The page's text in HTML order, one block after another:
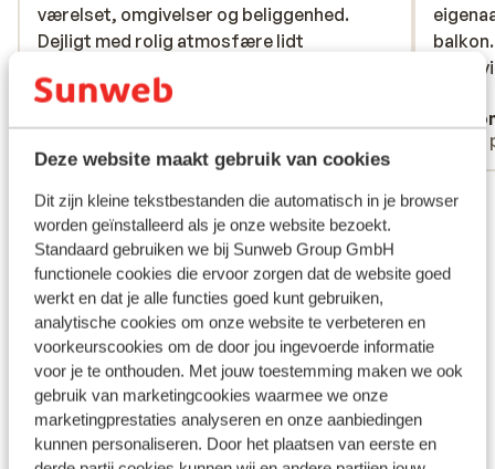
Deze website maakt gebruik van cookies
Dit zijn kleine tekstbestanden die automatisch in je browser
worden geïnstalleerd als je onze website bezoekt.
Standaard gebruiken we bij Sunweb Group GmbH
functionele cookies die ervoor zorgen dat de website goed
werkt en dat je alle functies goed kunt gebruiken,
analytische cookies om onze website te verbeteren en
voorkeurscookies om de door jou ingevoerde informatie
voor je te onthouden. Met jouw toestemming maken we ook
gebruik van marketingcookies waarmee we onze
marketingprestaties analyseren en onze aanbiedingen
kunnen personaliseren. Door het plaatsen van eerste en
værelset, omgivelser og beliggenhed.
Dejligt med rolig atmosfære lidt
værelset, omgivelser og beliggenhed.
Dejligt med rolig atmosfære lidt
Vertalen naar het Nederlands (BE)
Bekijk alle 84 ervaringen
Ligging
Bekijk op kaart